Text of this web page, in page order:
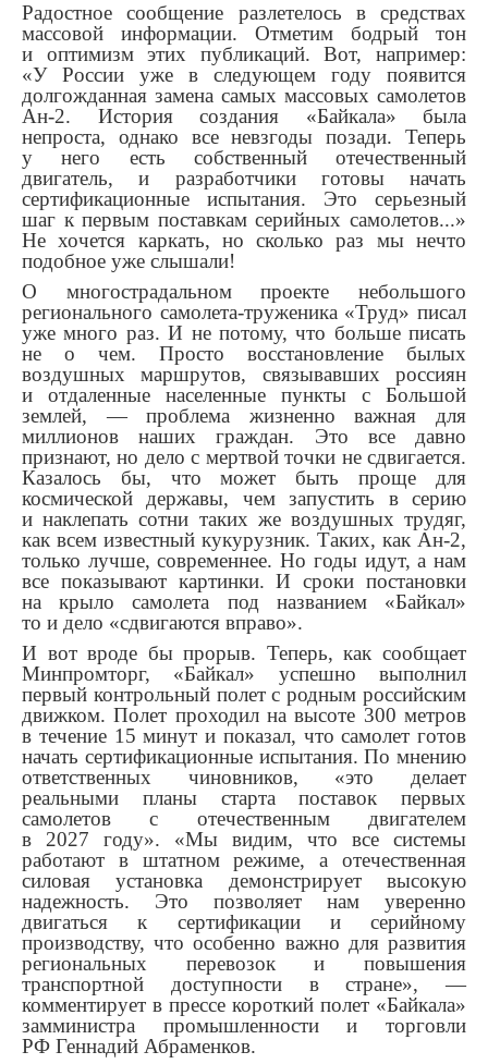
Радостное сообщение разлетелось в средствах
массовой информации. Отметим бодрый тон
и оптимизм этих публикаций. Вот, например:
«У России уже в следующем году появится
долгожданная замена самых массовых самолетов
Ан-2. История создания «Байкала» была
непроста, однако все невзгоды позади. Теперь
у него есть собственный отечественный
двигатель, и разработчики готовы начать
сертификационные испытания. Это серьезный
шаг к первым поставкам серийных самолетов...»
Не хочется каркать, но сколько раз мы нечто
подобное уже слышали!
О многострадальном проекте небольшого
регионального самолета-труженика «Труд» писал
уже много раз. И не потому, что больше писать
не о чем. Просто восстановление былых
воздушных маршрутов, связывавших россиян
и отдаленные населенные пункты с Большой
землей, — проблема жизненно важная для
миллионов наших граждан. Это все давно
признают, но дело с мертвой точки не сдвигается.
Казалось бы, что может быть проще для
космической державы, чем запустить в серию
и наклепать сотни таких же воздушных трудяг,
как всем известный кукурузник. Таких, как Ан-2,
только лучше, современнее. Но годы идут, а нам
все показывают картинки. И сроки постановки
на крыло самолета под названием «Байкал»
то и дело «сдвигаются вправо».
И вот вроде бы прорыв. Теперь, как сообщает
Минпромторг, «Байкал» успешно выполнил
первый контрольный полет с родным российским
движком. Полет проходил на высоте 300 метров
в течение 15 минут и показал, что самолет готов
начать сертификационные испытания. По мнению
ответственных чиновников, «это делает
реальными планы старта поставок первых
самолетов с отечественным двигателем
в 2027 году». «Мы видим, что все системы
работают в штатном режиме, а отечественная
силовая установка демонстрирует высокую
надежность. Это позволяет нам уверенно
двигаться к сертификации и серийному
производству, что особенно важно для развития
региональных перевозок и повышения
транспортной доступности в стране», —
комментирует в прессе короткий полет «Байкала»
замминистра промышленности и торговли
РФ Геннадий Абраменков.